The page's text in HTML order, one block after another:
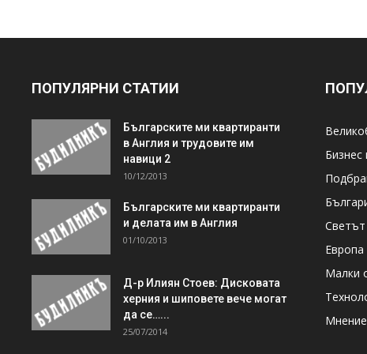
ПОПУЛЯРНИ СТАТИИ
Българските ми квартиранти
в Англия и трудовите им
навици 2
10/12/2013
Българските ми квартиранти
и делата им в Англия
01/10/2013
Д-р Илиян Стоев: Дисковата
херния и шиповете вече могат
да се…...
25/07/2014
Светът
Европа
Малки
Мнение